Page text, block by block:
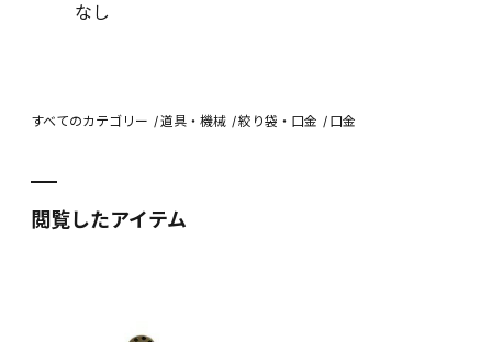
なし
すべてのカテゴリー 道具・機械 絞り袋・口金 口金
閲覧したアイテム